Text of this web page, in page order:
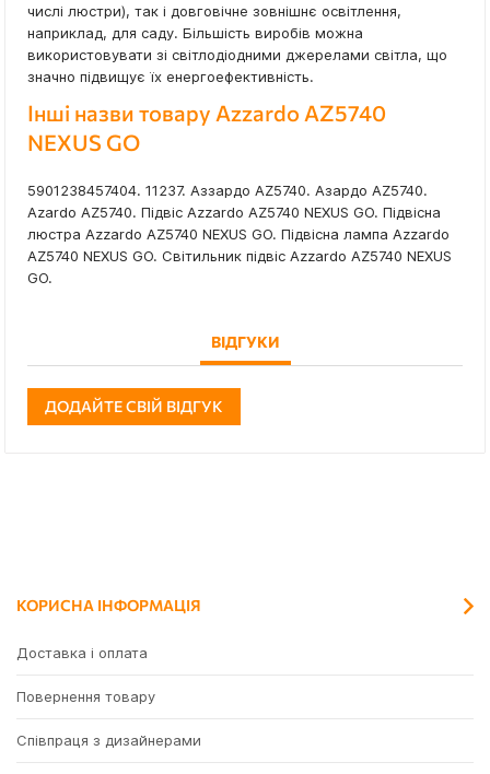
числі люстри), так і довговічне зовнішнє освітлення,
наприклад, для саду. Більшість виробів можна
використовувати зі світлодіодними джерелами світла, що
значно підвищує їх енергоефективність.
Інші назви товару Azzardo AZ5740
NEXUS GO
5901238457404. 11237. Аззардо AZ5740. Азардо AZ5740.
Azardo AZ5740. Підвіс Azzardo AZ5740 NEXUS GO. Підвісна
люстра Azzardo AZ5740 NEXUS GO. Підвісна лампа Azzardo
AZ5740 NEXUS GO. Світильник підвіс Azzardo AZ5740 NEXUS
GO.
ВІДГУКИ
ДОДАЙТЕ СВІЙ ВІДГУК
КОРИСНА ІНФОРМАЦІЯ
Доставка і оплата
Повернення товару
Співпраця з дизайнерами